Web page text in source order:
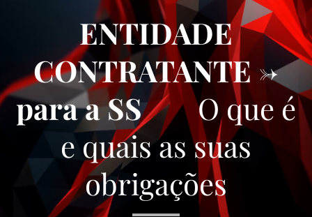
ENTIDADE
CONTRATANTE ->
para a SSO que é
e quais as suas
obrigações